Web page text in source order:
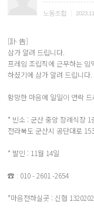
노동조합
[訃 告]
삼가 알려 드립니다.
프레임 조립직에 근무하는
하셨기에 삼가 알려 드립니다.
황망한 마음에 일일이 연락
* 빈소 : 군산 중앙 장례식장 1
전라북도 군산시 공단대로
* 발인 : 11월 14일
☎ : 010 - 2601 -2654
*마음전하실곳 : 신협